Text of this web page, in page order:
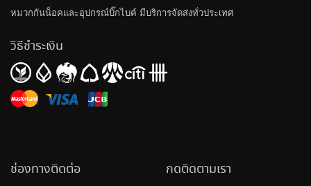
หมวกกันน็อคและอุปกรณ์บิ๊กไบค์ มีบริการจัดส่งทั่วประเทศ
วิธีชำระเงิน
ช่องทางติดต่อ กดติดตามเรา